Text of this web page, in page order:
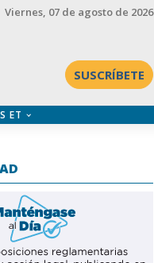
Viernes, 07 de agosto de 2026
SUSCRÍBETE
ET